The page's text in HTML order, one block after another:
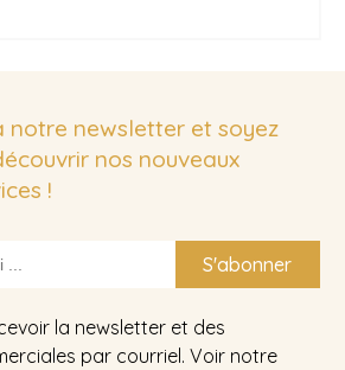
notre newsletter et soyez
nos nouveaux
!
S'abonner
la newsletter et des
par courriel. Voir notre